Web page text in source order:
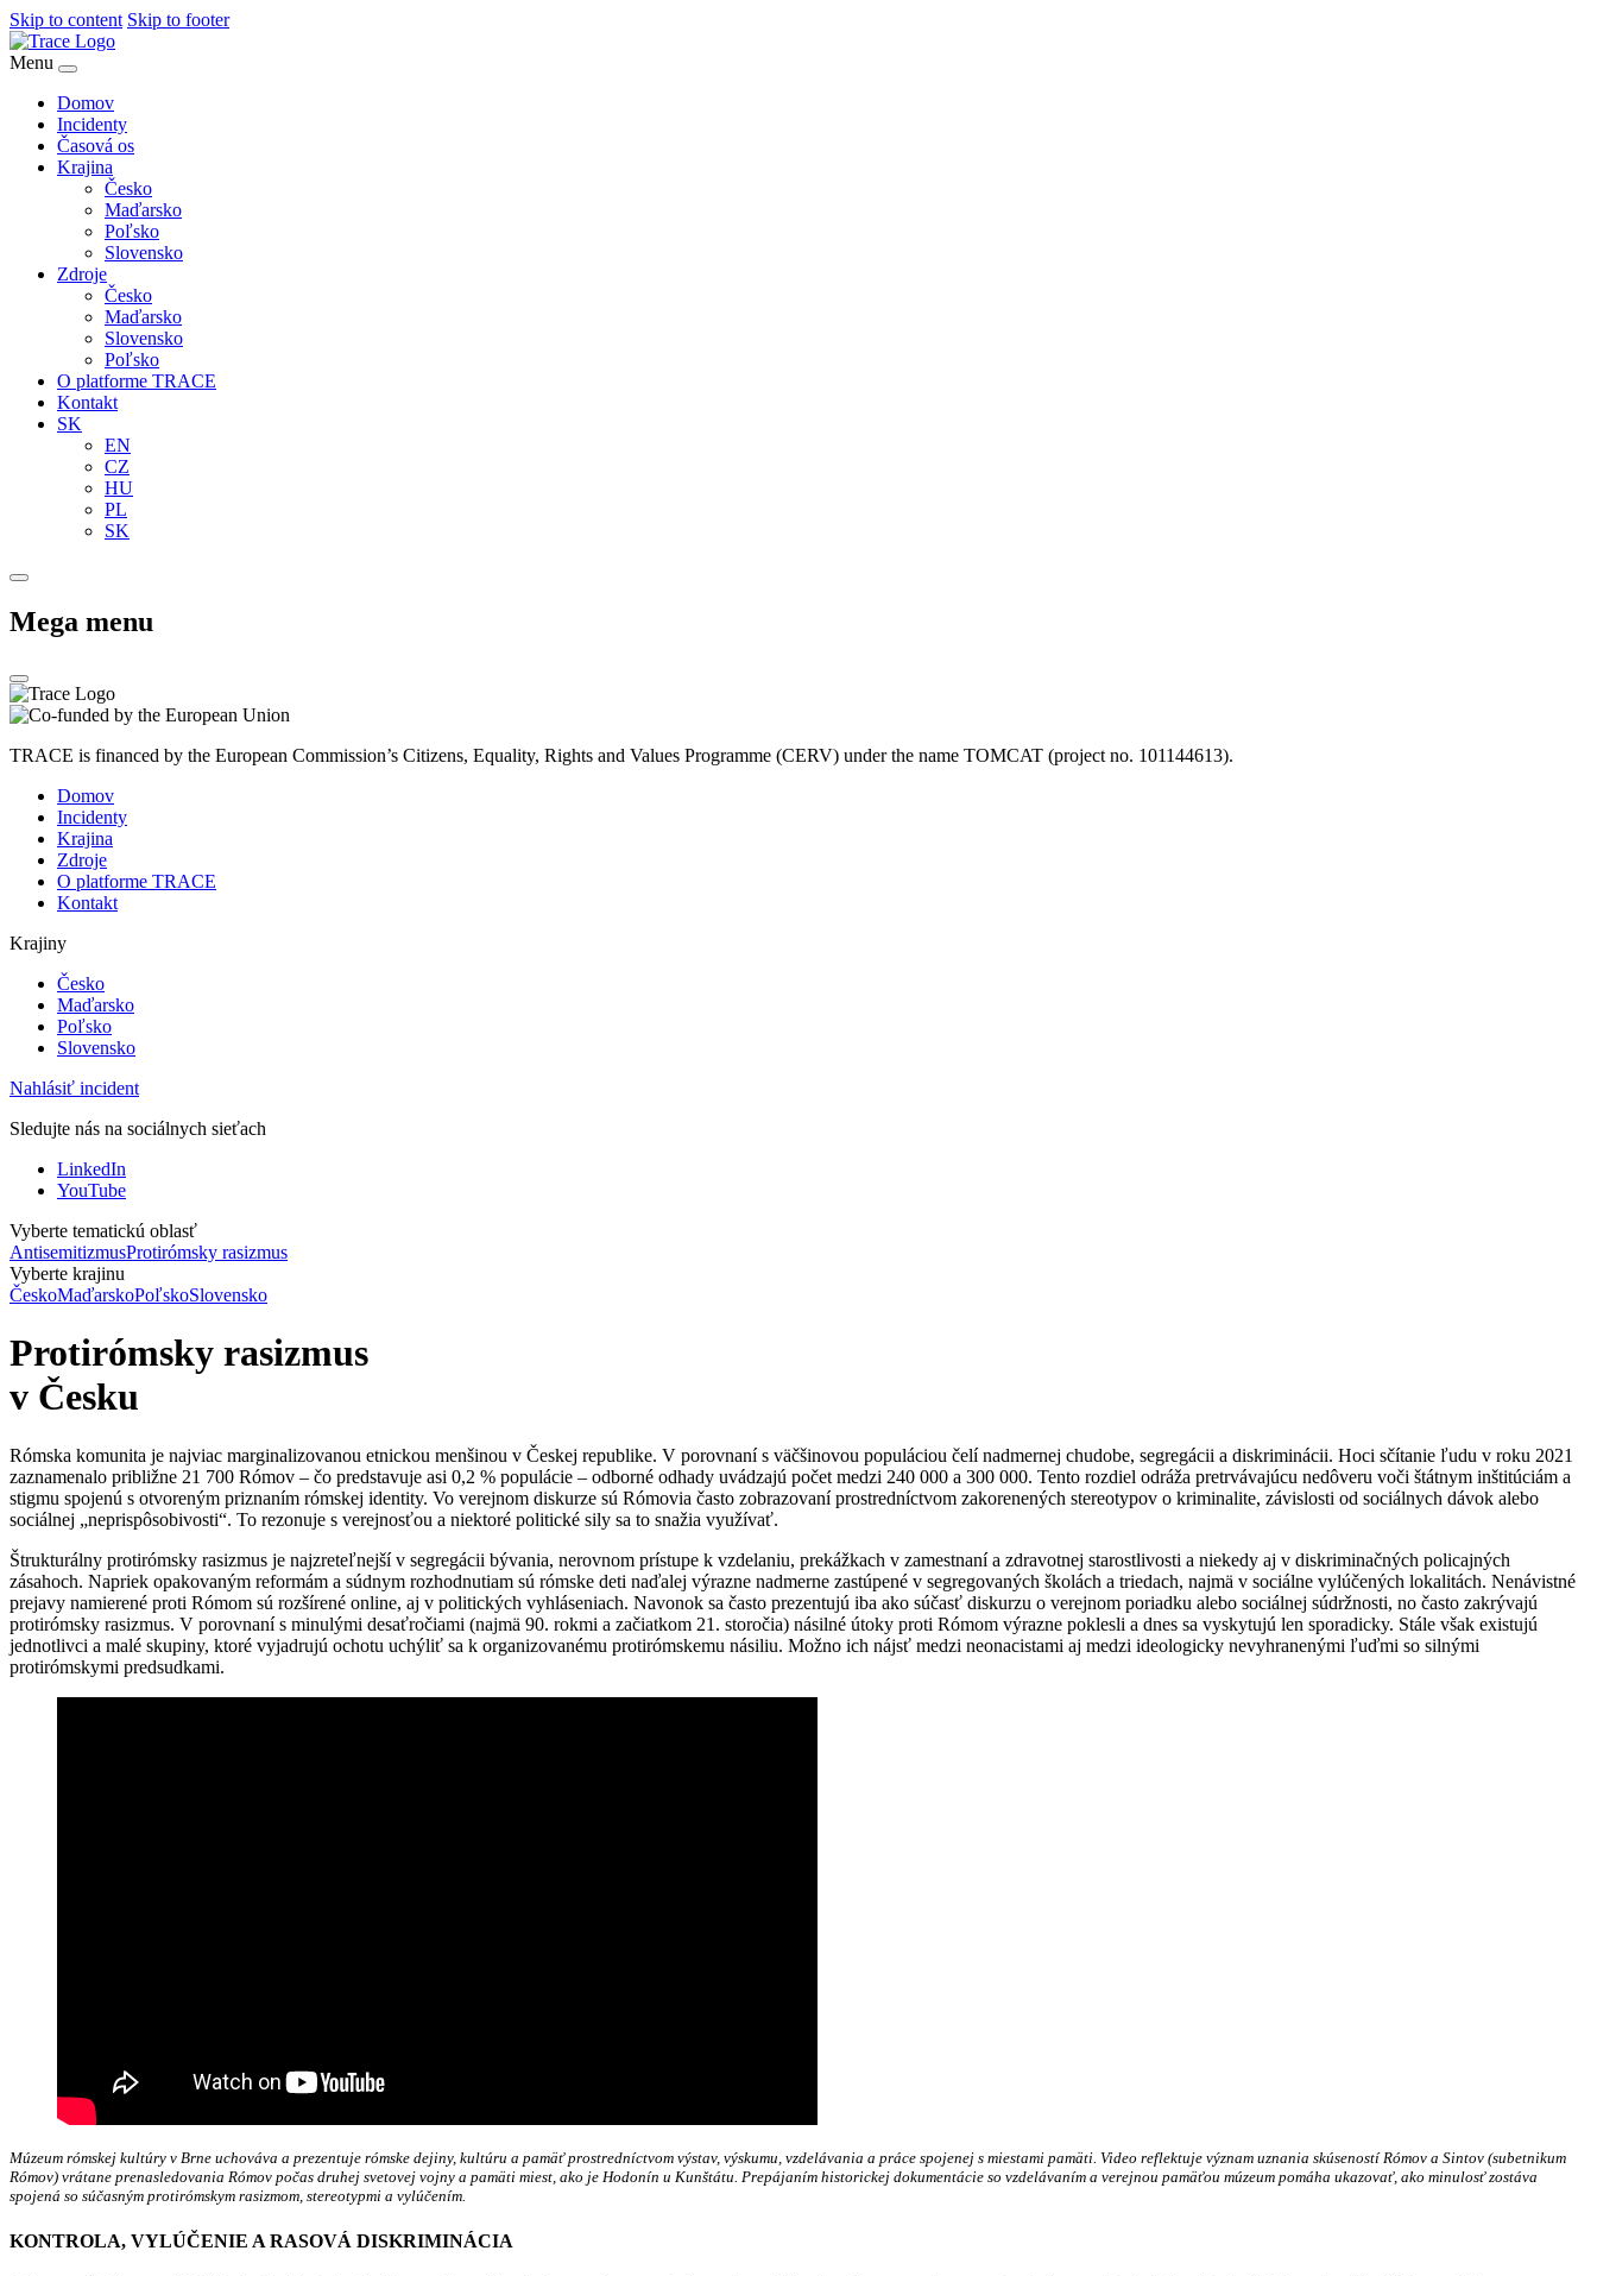
Skip to content Skip to footer
Menu
Domov
Incidenty
Časová os
Krajina
Česko
Maďarsko
Poľsko
Slovensko
Zdroje
Česko
Maďarsko
Slovensko
Poľsko
O platforme TRACE
Kontakt
SK
EN
CZ
HU
PL
SK
Mega menu
TRACE is financed by the European Commission’s Citizens, Equality, Rights and Values Programme (CERV) under the name TOMCAT (project no. 101144613).
Domov
Incidenty
Krajina
Zdroje
O platforme TRACE
Kontakt
Krajiny
Česko
Maďarsko
Poľsko
Slovensko
Nahlásiť incident
Sledujte nás na sociálnych sieťach
LinkedIn
YouTube
Vyberte tematickú oblasť
AntisemitizmusProtirómsky rasizmus
Vyberte krajinu
ČeskoMaďarskoPoľskoSlovensko
Protirómsky rasizmus
v Česku
Rómska komunita je najviac marginalizovanou etnickou menšinou v Českej republike. V porovnaní s väčšinovou populáciou čelí nadmernej chudobe, segregácii a diskriminácii. Hoci sčítanie ľudu v roku 2021
zaznamenalo približne 21 700 Rómov – čo predstavuje asi 0,2 % populácie – odborné odhady uvádzajú počet medzi 240 000 a 300 000. Tento rozdiel odráža pretrvávajúcu nedôveru voči štátnym inštitúciám a
stigmu spojenú s otvoreným priznaním rómskej identity. Vo verejnom diskurze sú Rómovia často zobrazovaní prostredníctvom zakorenených stereotypov o kriminalite, závislosti od sociálnych dávok alebo
sociálnej „neprispôsobivosti“. To rezonuje s verejnosťou a niektoré politické sily sa to snažia využívať.
Štrukturálny protirómsky rasizmus je najzreteľnejší v segregácii bývania, nerovnom prístupe k vzdelaniu, prekážkach v zamestnaní a zdravotnej starostlivosti a niekedy aj v diskriminačných policajných
zásahoch. Napriek opakovaným reformám a súdnym rozhodnutiam sú rómske deti naďalej výrazne nadmerne zastúpené v segregovaných školách a triedach, najmä v sociálne vylúčených lokalitách. Nenávistné
prejavy namierené proti Rómom sú rozšírené online, aj v politických vyhláseniach. Navonok sa často prezentujú iba ako súčasť diskurzu o verejnom poriadku alebo sociálnej súdržnosti, no často zakrývajú
protirómsky rasizmus. V porovnaní s minulými desaťročiami (najmä 90. rokmi a začiatkom 21. storočia) násilné útoky proti Rómom výrazne poklesli a dnes sa vyskytujú len sporadicky. Stále však existujú
jednotlivci a malé skupiny, ktoré vyjadrujú ochotu uchýliť sa k organizovanému protirómskemu násiliu. Možno ich nájsť medzi neonacistami aj medzi ideologicky nevyhranenými ľuďmi so silnými
protirómskymi predsudkami.
Múzeum rómskej kultúry v Brne uchováva a prezentuje rómske dejiny, kultúru a pamäť prostredníctvom výstav, výskumu, vzdelávania a práce spojenej s miestami pamäti. Video reflektuje význam uznania skúseností Rómov a Sintov (subetnikum
Rómov) vrátane prenasledovania Rómov počas druhej svetovej vojny a pamäti miest, ako je Hodonín u Kunštátu. Prepájaním historickej dokumentácie so vzdelávaním a verejnou pamäťou múzeum pomáha ukazovať, ako minulosť zostáva
spojená so súčasným protirómskym rasizmom, stereotypmi a vylúčením.
KONTROLA, VYLÚČENIE A RASOVÁ DISKRIMINÁCIA